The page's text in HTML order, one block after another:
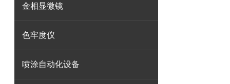
金相显微镜
色牢度仪
喷涂自动化设备